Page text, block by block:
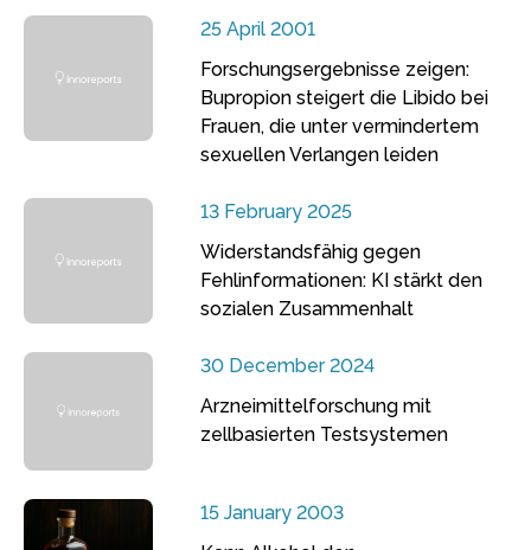
25 April 2001
Forschungsergebnisse zeigen:
Bupropion steigert die Libido bei
Frauen, die unter vermindertem
sexuellen Verlangen leiden
13 February 2025
Widerstandsfähig gegen
Fehlinformationen: KI stärkt den
sozialen Zusammenhalt
30 December 2024
Arzneimittelforschung mit
zellbasierten Testsystemen
15 January 2003